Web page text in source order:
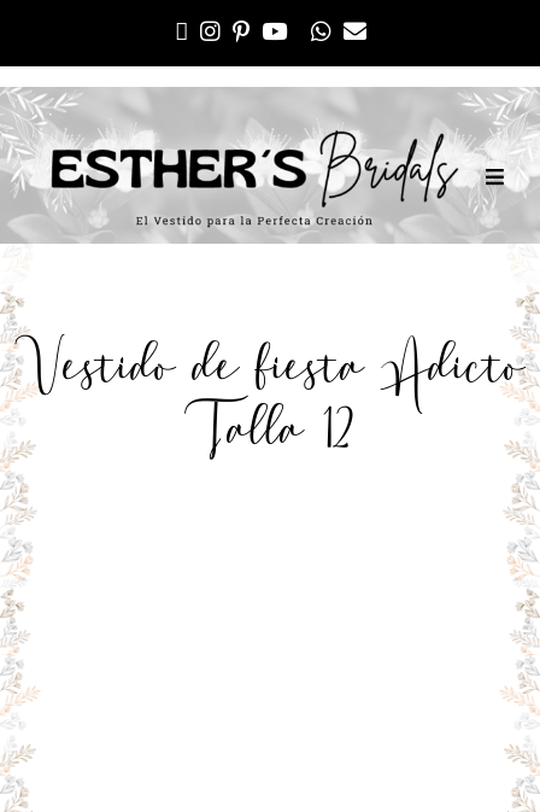
Vestido de fiesta Adicto
Talla 12